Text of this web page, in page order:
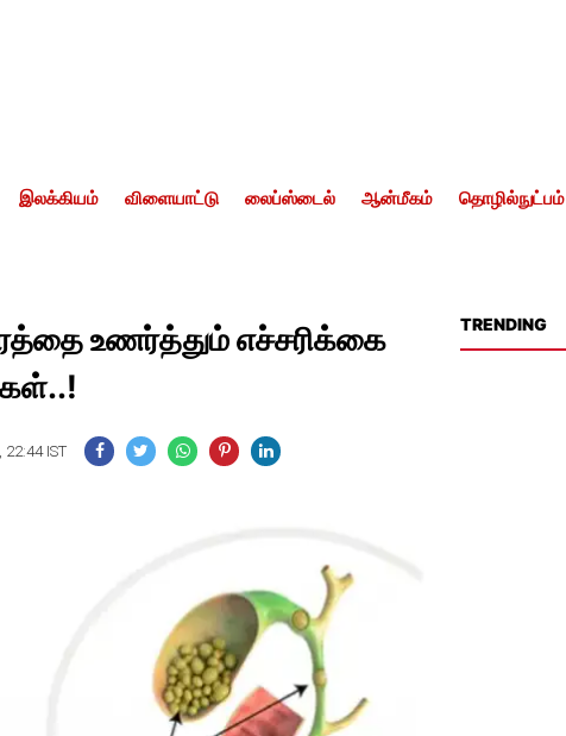
இலக்கியம் விளையாட்டு லைப்ஸ்டைல் ஆன்மீகம் தொழில்நுட்பம்
உணர்த்தும் எச்சரிக்கை
IST
TRENDING